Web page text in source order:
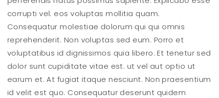
corrupti vel. eos voluptas mollitia quam.
Consequatur molestiae dolorum qui qui omnis
reprehenderit. Non voluptas sed eum. Porro et
voluptatibus id dignissimos quia libero. Et tenetur sed
dolor sunt cupiditate vitae est. ut vel aut optio ut
earum et. At fugiat itaque nesciunt. Non praesentium
id velit est quo. Consequatur deserunt quidem